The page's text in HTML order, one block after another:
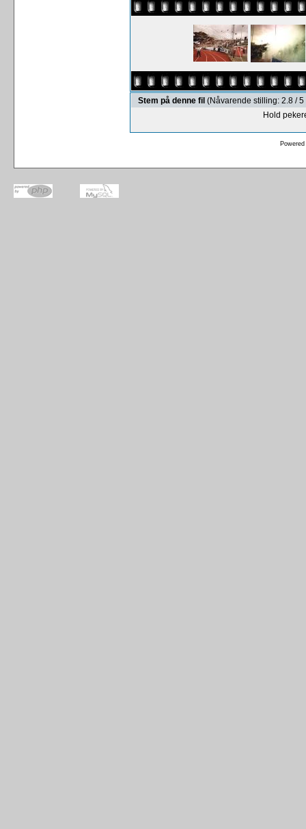
Stem på denne fil (Nåvarende stilling: 2.8 /
Hold